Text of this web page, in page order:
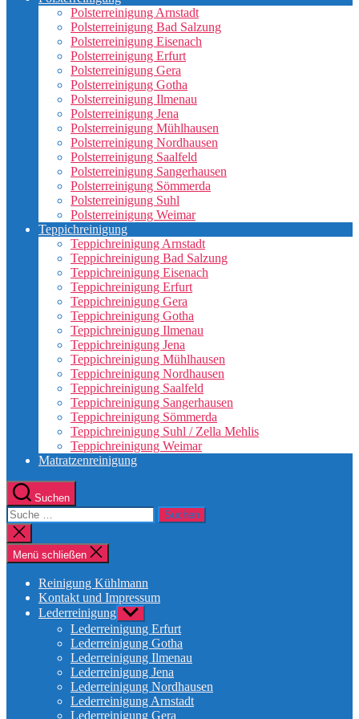
Polsterreinigung Arnstadt
Polsterreinigung Bad Salzung
Polsterreinigung Eisenach
Polsterreinigung Erfurt
Polsterreinigung Gera
Polsterreinigung Gotha
Polsterreinigung Ilmenau
Polsterreinigung Jena
Polsterreinigung Mühlhausen
Polsterreinigung Nordhausen
Polsterreinigung Saalfeld
Polsterreinigung Sangerhausen
Polsterreinigung Sömmerda
Polsterreinigung Suhl
Polsterreinigung Weimar
Teppichreinigung
Teppichreinigung Arnstadt
Teppichreinigung Bad Salzung
Teppichreinigung Eisenach
Teppichreinigung Erfurt
Teppichreinigung Gera
Teppichreinigung Gotha
Teppichreinigung Ilmenau
Teppichreinigung Jena
Teppichreinigung Mühlhausen
Teppichreinigung Nordhausen
Teppichreinigung Saalfeld
Teppichreinigung Sangerhausen
Teppichreinigung Sömmerda
Teppichreinigung Suhl / Zella Mehlis
Teppichreinigung Weimar
Matratzenreinigung
Suchen
Suche
nach:
Suche
schließen
Menü schließen
Reinigung Kühlmann
Kontakt und Impressum
Lederreinigung Untermenü
anzeigen
Lederreinigung Erfurt
Lederreinigung Gotha
Lederreinigung Ilmenau
Lederreinigung Jena
Lederreinigung Nordhausen
Lederreinigung Arnstadt
Lederreinigung Gera